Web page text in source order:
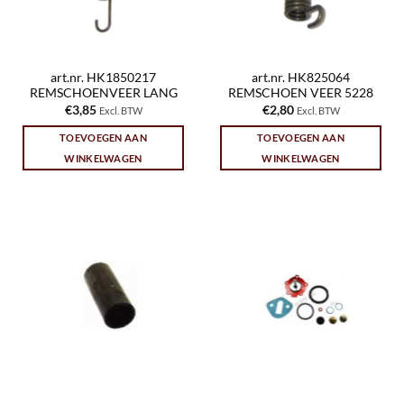
art.nr. HK1850217
REMSCHOENVEER LANG
€3,85 Excl. BTW
TOEVOEGEN AAN
WINKELWAGEN
art.nr. HK825064
REMSCHOEN VEER 5228
€2,80 Excl. BTW
TOEVOEGEN AAN
WINKELWAGEN